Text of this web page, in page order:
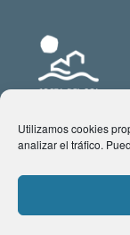
Utilizamos cookies
analizar el tráfico.